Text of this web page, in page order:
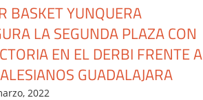
BASKET YUNQUERA
LA SEGUNDA PLAZA CON
EN EL DERBI FRENTE A
GUADALAJARA
2022